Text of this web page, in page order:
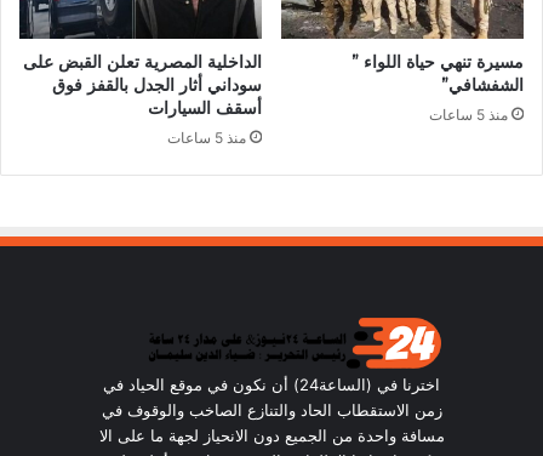
مسيرة تنهي حياة اللواء ”
الشفشافي”
منذ 5 ساعات
الداخلية المصرية تعلن القبض على
سوداني أثار الجدل بالقفز فوق
أسقف السيارات
منذ 5 ساعات
اخترنا في (الساعة24) أن نكون في موقع الحياد في
زمن الاستقطاب الحاد والتنازع الصاخب والوقوف في
مسافة واحدة من الجميع دون الانحياز لجهة ما على الا